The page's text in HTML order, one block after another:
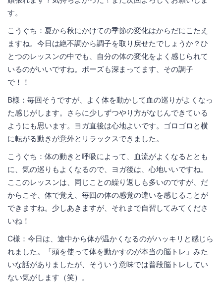
す。
こうぐち：夏から秋にかけての季節の変化はからだにこたえ
ますね。今日は絶不調から調子を取り戻せたでしょうか？ひ
とつのレッスンの中でも、自分の体の変化をよく感じられて
いるのがいいですね。ポーズも深まってます、その調子
で！！
B様：毎回そうですが、よく体を動かして血の巡りがよくなっ
た感じがします。さらに少しずつやり方がなじんできている
ようにも思います。ヨガ直後は心地よいです。ゴロゴロと横
に転がる動きが意外とリラックスできました。
こうぐち：体の動きと呼吸によって、血流がよくなるととも
に、気の巡りもよくなるので、ヨガ後は、心地いいですね。
ここのレッスンは、同じことの繰り返しも多いのですが、だ
からこそ、体で覚え、毎回の体の感覚の違いを感じることが
できますね。少しあきますが、それまで自習してみてくださ
いね！
C様：今日は、途中から体が温かくなるのがハッキリと感じら
れました。「頭を使って体を動かすのが本当の脳トレ」みた
いな話がありましたが、そういう意味では普段脳トレしてい
ない気がします（笑）。